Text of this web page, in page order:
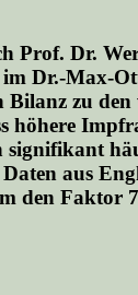
Prof. Dr.
Dr.-Max-
zu
höhere
signifikant
Daten aus
den Faktor